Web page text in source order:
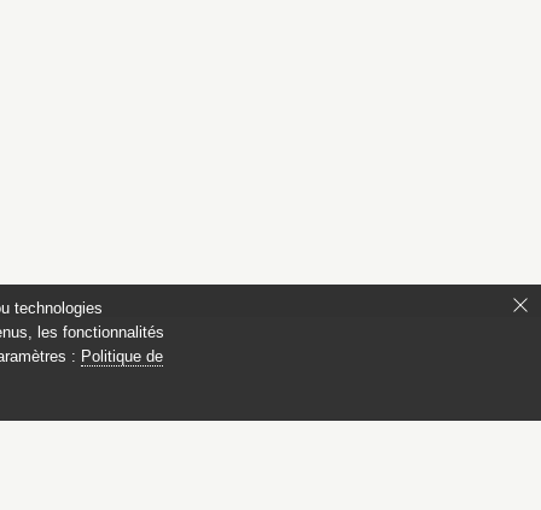
technologies
les fonctionnalités
: Politique de